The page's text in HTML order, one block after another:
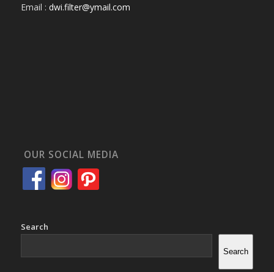
Email : dwi.filter@ymail.com
OUR SOCIAL MEDIA
Search
Search